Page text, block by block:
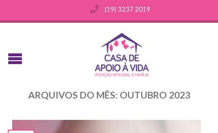
(19) 3237 2019
ARQUIVOS DO MÊS: OUTUBRO 2023